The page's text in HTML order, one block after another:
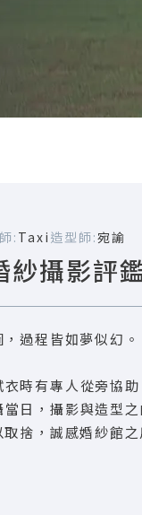
:Taxi 造型師:宛諭
攝影評
過程皆如夢似幻。
時有專人從旁協
日，攝影與造型
捨，誠感婚紗館